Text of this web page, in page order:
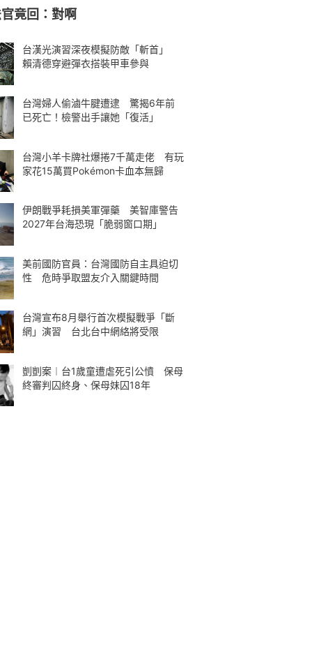
竟回：對啊
台漢光演習深夜模擬防敵「斬首」
賴清德穿避彈衣搭裝甲車參與
台灣婦人偷滷牛腱遭逮 驚揭6年前
已死亡！檢警出手讓她「復活」
台灣小羊卡牌社爆捲7千萬走佬 有玩
家花15萬買Pokémon卡血本無歸
伊朗戰爭耗損美軍彈藥 美智庫警告
2027年台海恐現「脆弱窗口期」
美前國防官員：台灣國防自主具迫切
性 危時爭取盟友介入關鍵時間
台灣宣布8月舉行首次模擬戰爭「斷
網」演習 台北台中網絡將受限
剴剴案︱台1歲童遭虐死引公憤 保母
終審判囚終身、保母妹囚18年